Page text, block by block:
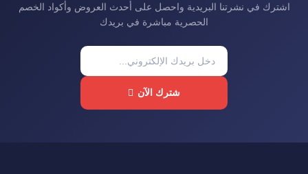
اشترك في نشرتنا البريدية واحصل على أحدث العروض وأكواد الخصم
الحصرية مباشرة في بريدك
شترك الآن